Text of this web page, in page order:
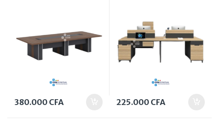
380.000 CFA 225.000 CFA